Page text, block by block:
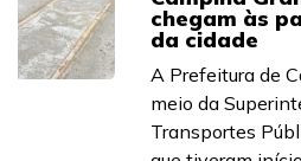
chegam às
da cidade
A Prefeitura de
meio da
Transportes